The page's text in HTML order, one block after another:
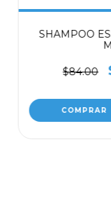
SHAMPOO
$84.00